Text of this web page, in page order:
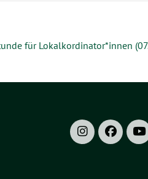
für Lokalkordinator*innen